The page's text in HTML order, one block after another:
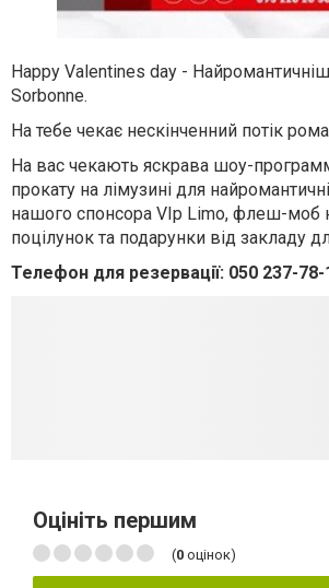
Happy Valentines day -
Sorbonne.
На тебе чекає нескінченний потік
На вас чекають яскрава шоу-
прокату на лімузині для
нашого спонсора VIp Limo, флеш-моб
поцілунок та подарунки від закладу
Телефон для резервації: 050 237-78-
Оцініть першим
(0 оцінок)